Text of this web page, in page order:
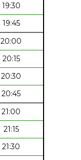
19:30
19:45
20:00
20:15
20:30
20:45
21:00
21:15
21:30